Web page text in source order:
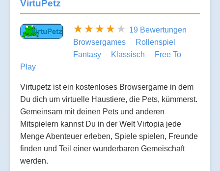
VirtuPetz
19 Bewertungen
Browsergames
Rollenspiel
Fantasy
Klassisch
Free To
Play
Virtupetz ist ein kostenloses Browsergame in dem
Du dich um virtuelle Haustiere, die Pets, kümmerst.
Gemeinsam mit deinen Pets und anderen
Mitspielern kannst Du in der Welt Virtopia jede
Menge Abenteuer erleben, Spiele spielen, Freunde
finden und Teil einer wunderbaren Gemeischaft
werden.